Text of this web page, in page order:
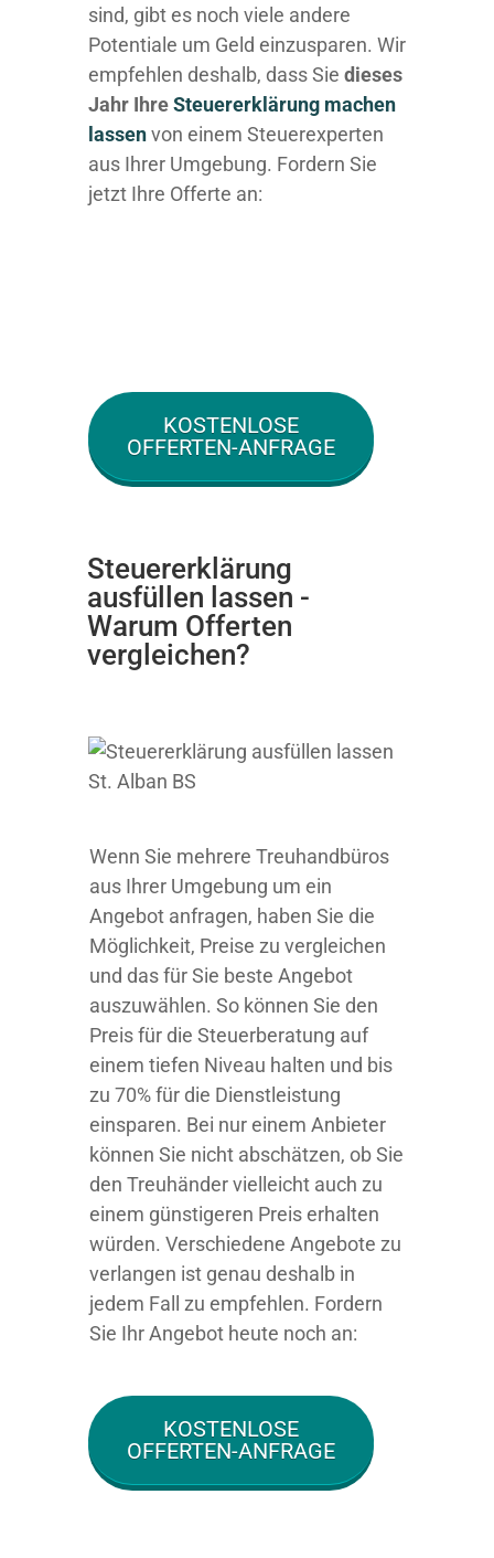
sind, gibt es noch viele andere
Potentiale um Geld einzusparen. Wir
empfehlen deshalb, dass Sie dieses
Jahr IhreSteuererklärung machen
lassenvon einem Steuerexperten
aus Ihrer Umgebung. Fordern Sie
jetzt Ihre Offerte an:
KOSTENLOSE
OFFERTEN-ANFRAGE
Steuererklärung
ausfüllen lassen -
Warum Offerten
vergleichen?
Wenn Sie mehrere Treuhandbüros
aus Ihrer Umgebung um ein
Angebot anfragen, haben Sie die
Möglichkeit, Preise zu vergleichen
und das für Sie beste Angebot
auszuwählen. So können Sie den
Preis für die Steuerberatung auf
einem tiefen Niveau halten und bis
zu 70% für die Dienstleistung
einsparen. Bei nur einem Anbieter
können Sie nicht abschätzen, ob Sie
den Treuhänder vielleicht auch zu
einem günstigeren Preis erhalten
würden. Verschiedene Angebote zu
verlangen ist genau deshalb in
jedem Fall zu empfehlen. Fordern
Sie Ihr Angebot heute noch an:
KOSTENLOSE
OFFERTEN-ANFRAGE